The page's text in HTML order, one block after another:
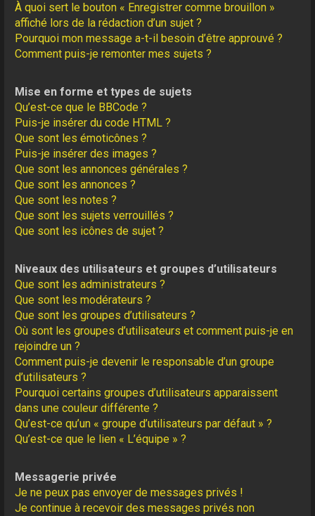
À quoi sert le bouton « Enregistrer comme brouillon »
affiché lors de la rédaction d’un sujet ?
Pourquoi mon message a-t-il besoin d’être approuvé ?
Comment puis-je remonter mes sujets ?
Mise en forme et types de sujets
Qu’est-ce que le BBCode ?
Puis-je insérer du code HTML ?
Que sont les émoticônes ?
Puis-je insérer des images ?
Que sont les annonces générales ?
Que sont les annonces ?
Que sont les notes ?
Que sont les sujets verrouillés ?
Que sont les icônes de sujet ?
Niveaux des utilisateurs et groupes d’utilisateurs
Que sont les administrateurs ?
Que sont les modérateurs ?
Que sont les groupes d’utilisateurs ?
Où sont les groupes d’utilisateurs et comment puis-je en
rejoindre un ?
Comment puis-je devenir le responsable d’un groupe
d’utilisateurs ?
Pourquoi certains groupes d’utilisateurs apparaissent
dans une couleur différente ?
Qu’est-ce qu’un « groupe d’utilisateurs par défaut » ?
Qu’est-ce que le lien « L’équipe » ?
Messagerie privée
Je ne peux pas envoyer de messages privés !
Je continue à recevoir des messages privés non